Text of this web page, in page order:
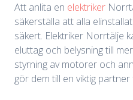
Att anlita en elektriker
säkerställa att alla
säkert. Elektriker Norrtälje
eluttag och belysning till
styrning av motorer och
gör dem till en viktig